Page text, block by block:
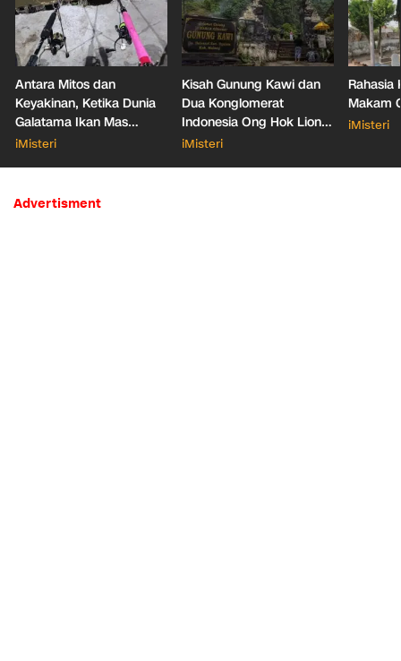
Antara Mitos dan
Keyakinan, Ketika Dunia
Galatama Ikan Mas
Bersentuhan dengan Hal
iMisteri
Kisah Gunung Kawi dan
Dua Konglomerat
Indonesia Ong Hok Liong
hingga Liem Sioe Liong
iMisteri
Rahasia
Makam
iMisteri
Advertisment